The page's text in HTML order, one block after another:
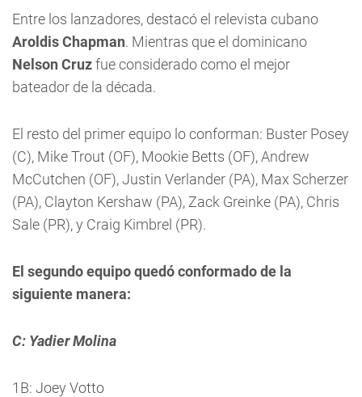
Entre los lanzadores, destacó el relevista cubano
Aroldis Chapman. Mientras que el dominicano
Nelson Cruzfue considerado como el mejor
bateador de la década.
El resto del primer equipo lo conforman: Buster Posey
(C), Mike Trout (OF), Mookie Betts (OF), Andrew
McCutchen (OF), Justin Verlander (PA), Max Scherzer
(PA), Clayton Kershaw (PA), Zack Greinke (PA), Chris
Sale (PR), y Craig Kimbrel (PR).
El segundo equipo quedó conformado de la
siguiente manera:
C: Yadier Molina
1B: Joey Votto